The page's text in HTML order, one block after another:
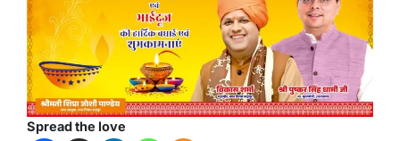
Spread the love